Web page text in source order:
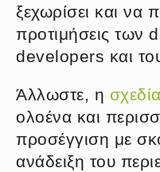
ξεχωρίσει και να
προτιμήσεις των
developers και
Άλλωστε, η
ολοένα και
προσέγγιση με
ανάδειξη του